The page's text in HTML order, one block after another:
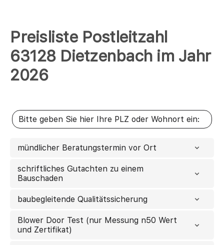
Preisliste Postleitzahl
63128 Dietzenbach im Jahr
2026
mündlicher Beratungstermin vor Ort
schriftliches Gutachten zu einem
Bauschaden
baubegleitende Qualitätssicherung
Blower Door Test (nur Messung n50 Wert
und Zertifikat)